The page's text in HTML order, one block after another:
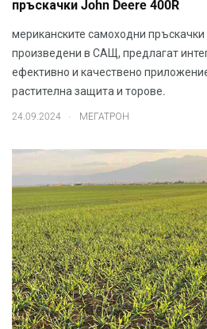
пръскачки John Deere 400R
мериканските самоходни пръскачки
произведени в САЩ, предлагат
ефективно и качествено
растителна защита и торове.
24.09.2024 МЕГАТРОН